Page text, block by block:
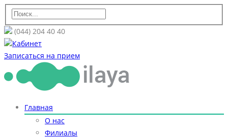
(044) 204 40 40
Кабинет
Записаться на прием
Главная
О нас
Филиалы